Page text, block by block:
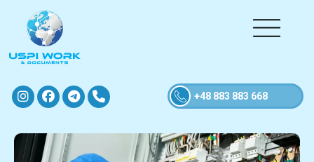
+48 883 883 668